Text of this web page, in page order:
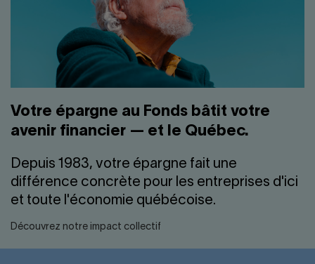
Votre épargne au Fonds bâtit votre
avenir financier — et le Québec.
Depuis 1983, votre épargne fait une
différence concrète pour les entreprises d'ici
et toute l'économie québécoise.
Découvrez notre impact collectif